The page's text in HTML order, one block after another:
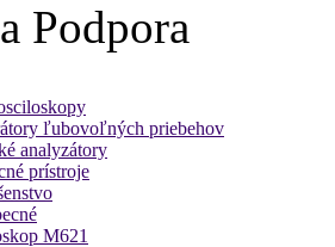
Podpora
ľubovoľných priebehov
analyzátory
prístroje
M621